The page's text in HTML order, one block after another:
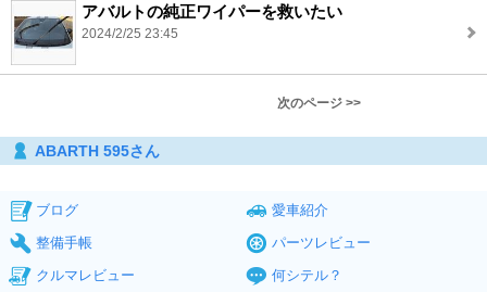
アバルトの純正ワイパーを救いたい
2024/2/25 23:45
次のページ >>
ABARTH 595さん
ブログ
愛車紹介
整備手帳
パーツレビュー
クルマレビュー
何シテル？